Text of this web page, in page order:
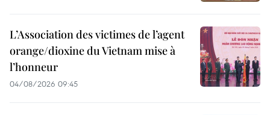
L’Association des victimes de l’agent
orange/dioxine du Vietnam mise à
l’honneur
04/08/2026 09:45